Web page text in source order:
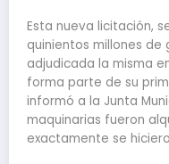
Esta nueva licitación,
quinientos millones de
adjudicada la misma
forma parte de su
informó a la Junta
maquinarias fueron
exactamente se